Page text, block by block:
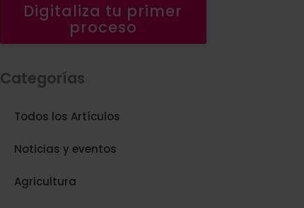
Digitaliza tu primer
proceso
Categorías
Todos los Artículos
Noticias y eventos
Agricultura